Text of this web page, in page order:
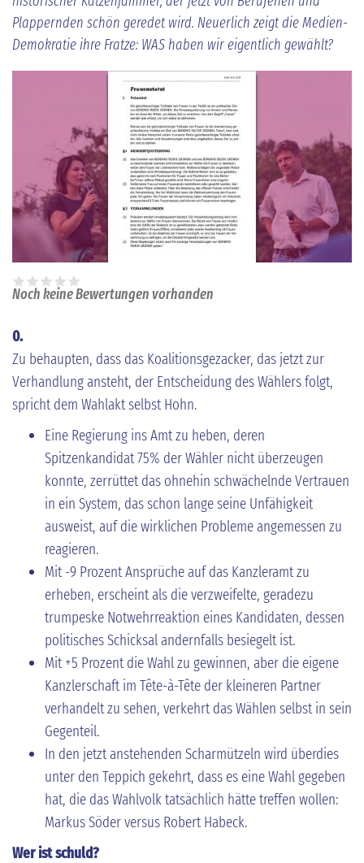
Plappernden schön geredet wird. Neuerlich zeigt die Medien-
Demokratie ihre Fratze: WAS haben wir eigentlich gewählt?
Noch keine Bewertungen vorhanden
0.
Zu behaupten, dass das Koalitionsgezacker, das jetzt zur
Verhandlung ansteht, der Entscheidung des Wählers folgt,
spricht dem Wahlakt selbst Hohn.
Eine Regierung ins Amt zu heben, deren
Spitzenkandidat 75% der Wähler nicht überzeugen
konnte, zerrüttet das ohnehin schwächelnde Vertrauen
in ein System, das schon lange seine Unfähigkeit
ausweist, auf die wirklichen Probleme angemessen zu
reagieren.
Mit -9 Prozent Ansprüche auf das Kanzleramt zu
erheben, erscheint als die verzweifelte, geradezu
trumpeske Notwehrreaktion eines Kandidaten, dessen
politisches Schicksal andernfalls besiegelt ist.
Mit +5 Prozent die Wahl zu gewinnen, aber die eigene
Kanzlerschaft im Tête-à-Tête der kleineren Partner
verhandelt zu sehen, verkehrt das Wählen selbst in sein
Gegenteil.
In den jetzt anstehenden Scharmützeln wird überdies
unter den Teppich gekehrt, dass es eine Wahl gegeben
hat, die das Wahlvolk tatsächlich hätte treffen wollen:
Markus Söder versus Robert Habeck.
Wer ist schuld?